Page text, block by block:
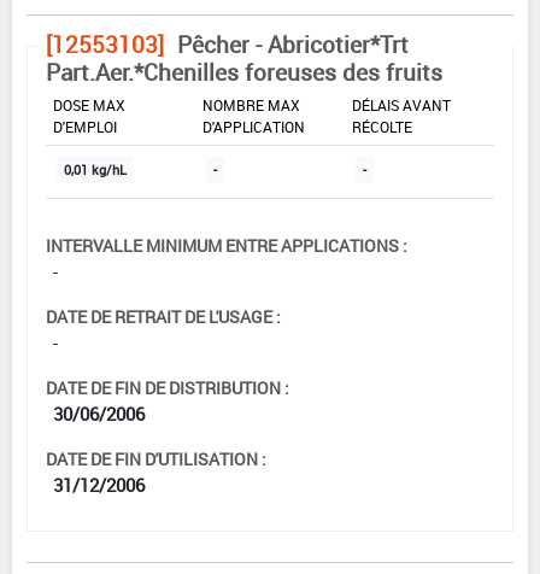
[12553103] Pêcher - Abricotier*Trt
Part.Aer.*Chenilles foreuses des fruits
DOSE MAX
D'EMPLOI
NOMBRE MAX
D'APPLICATION
DÉLAIS AVANT
RÉCOLTE
0,01 kg/hL - -
INTERVALLE MINIMUM ENTRE APPLICATIONS :
-
DATE DE RETRAIT DE L'USAGE :
-
DATE DE FIN DE DISTRIBUTION :
30/06/2006
DATE DE FIN D'UTILISATION :
31/12/2006